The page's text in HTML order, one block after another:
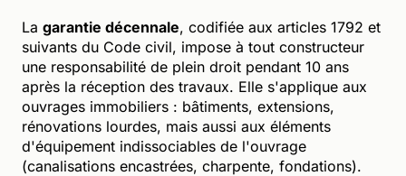
La garantie décennale, codifiée aux articles 1792 et
suivants du Code civil, impose à tout constructeur
une responsabilité de plein droit pendant 10 ans
après la réception des travaux. Elle s'applique aux
ouvrages immobiliers : bâtiments, extensions,
rénovations lourdes, mais aussi aux éléments
d'équipement indissociables de l'ouvrage
(canalisations encastrées, charpente, fondations).